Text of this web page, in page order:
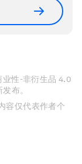
业性-非衍生品 4.0
布。
容仅代表作者个